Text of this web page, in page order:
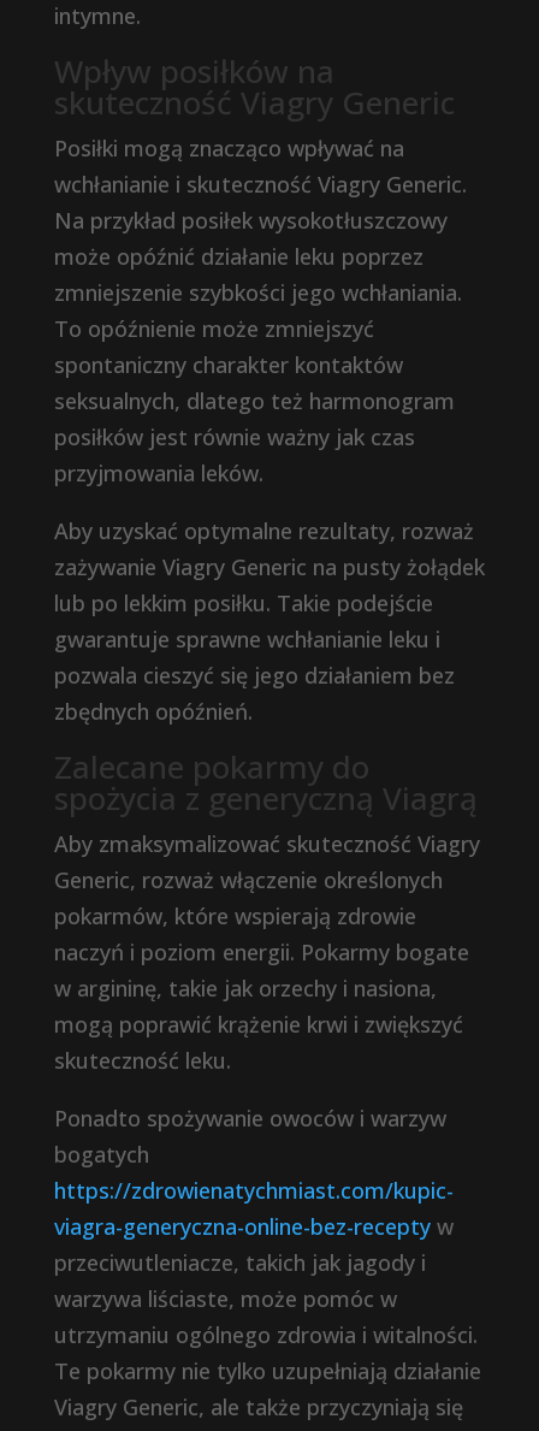
intymne.
Wpływ posiłków na
skuteczność Viagry Generic
Posiłki mogą znacząco wpływać na
wchłanianie i skuteczność Viagry Generic.
Na przykład posiłek wysokotłuszczowy
może opóźnić działanie leku poprzez
zmniejszenie szybkości jego wchłaniania.
To opóźnienie może zmniejszyć
spontaniczny charakter kontaktów
seksualnych, dlatego też harmonogram
posiłków jest równie ważny jak czas
przyjmowania leków.
Aby uzyskać optymalne rezultaty, rozważ
zażywanie Viagry Generic na pusty żołądek
lub po lekkim posiłku. Takie podejście
gwarantuje sprawne wchłanianie leku i
pozwala cieszyć się jego działaniem bez
zbędnych opóźnień.
Zalecane pokarmy do
spożycia z generyczną Viagrą
Aby zmaksymalizować skuteczność Viagry
Generic, rozważ włączenie określonych
pokarmów, które wspierają zdrowie
naczyń i poziom energii. Pokarmy bogate
w argininę, takie jak orzechy i nasiona,
mogą poprawić krążenie krwi i zwiększyć
skuteczność leku.
Ponadto spożywanie owoców i warzyw
bogatych
https://zdrowienatychmiast.com/kupic-
viagra-generyczna-online-bez-receptyw
przeciwutleniacze, takich jak jagody i
warzywa liściaste, może pomóc w
utrzymaniu ogólnego zdrowia i witalności.
Te pokarmy nie tylko uzupełniają działanie
Viagry Generic, ale także przyczyniają się